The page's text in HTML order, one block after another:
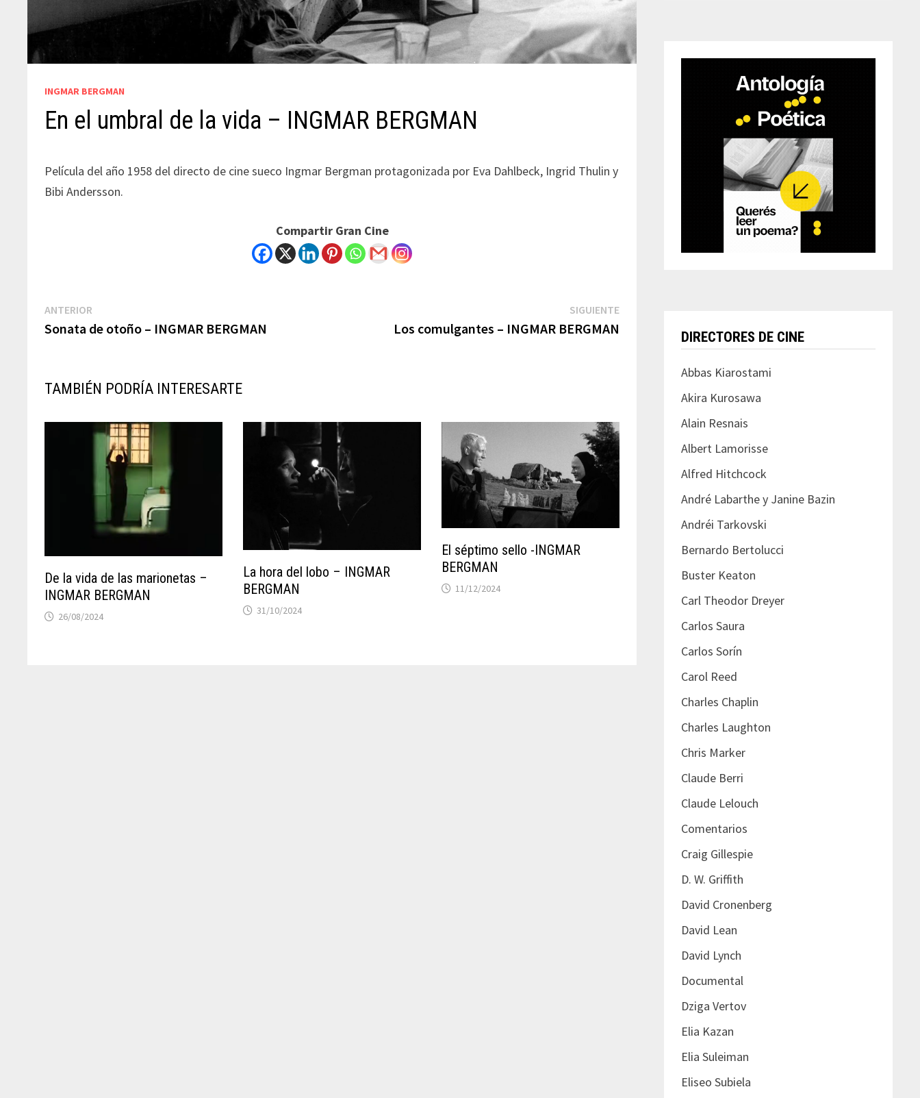
INGMAR BERGMAN
En el umbral de la vida – INGMAR BERGMAN
Película del año 1958 del directo de cine sueco Ingmar Bergman protagonizada por Eva Dahlbeck, Ingrid Thulin y
Bibi Andersson.
Compartir Gran Cine
Navegación
de
ANTERIOR
post:
Sonata de otoño – INGMAR BERGMAN
SIGUIENTENext
Los comulgantes – INGMAR BERGMAN
TAMBIÉN PODRÍA INTERESARTE
De la vida de las marionetas –
INGMAR BERGMAN
26/08/2024
La hora del lobo – INGMAR
BERGMAN
31/10/2024
El séptimo sello -INGMAR
BERGMAN
11/12/2024
DIRECTORES DE CINE
Abbas Kiarostami
Akira Kurosawa
Alain Resnais
Albert Lamorisse
Alfred Hitchcock
André Labarthe y Janine Bazin
Andréi Tarkovski
Bernardo Bertolucci
Buster Keaton
Carl Theodor Dreyer
Carlos Saura
Carlos Sorín
Carol Reed
Charles Chaplin
Charles Laughton
Chris Marker
Claude Berri
Claude Lelouch
Comentarios
Craig Gillespie
D. W. Griffith
David Cronenberg
David Lean
David Lynch
Documental
Dziga Vertov
Elia Kazan
Elia Suleiman
Eliseo Subiela